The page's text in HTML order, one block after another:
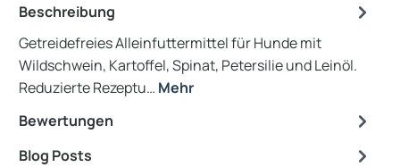
Beschreibung
Getreidefreies Alleinfuttermittel für Hunde mit
Wildschwein, Kartoffel, Spinat, Petersilie und Leinöl.
Reduzierte Rezeptu… Mehr
Bewertungen
Blog Posts